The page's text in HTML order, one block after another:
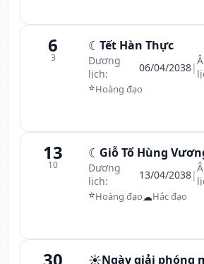
6
3
☾ Tết Hàn Thực
Dương
lịch:
06/04/2038|
⭐Hoàng đạo
13
10
☾ Giỗ Tổ Hùng
Dương
lịch:
13/04/2038|
⭐Hoàng đạo☁Hắc đạo
☀️Ngày giải phóng